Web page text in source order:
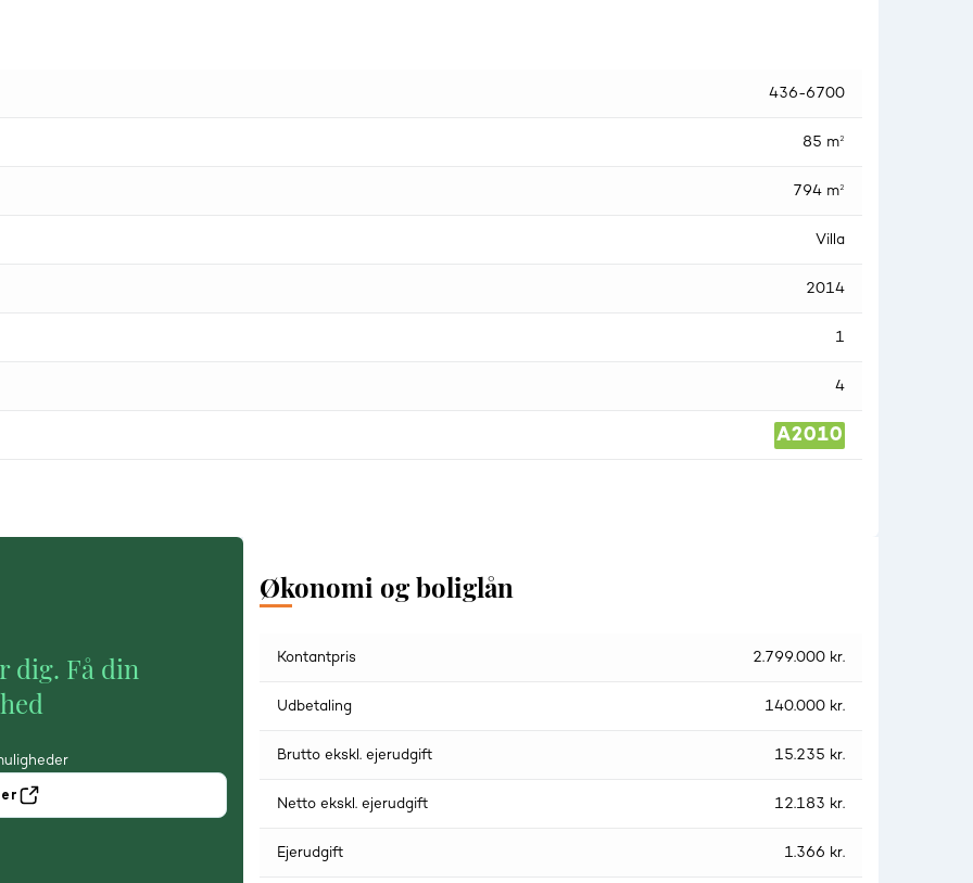
436-6700
85 m²
794 m²
Villa
2014
1
4
dig. Få din
Økonomi og boliglån
Kontantpris 2.799.000 kr.
Udbetaling 140.000 kr.
Brutto ekskl. ejerudgift 15.235 kr.
Netto ekskl. ejerudgift 12.183 kr.
Ejerudgift 1.366 kr.